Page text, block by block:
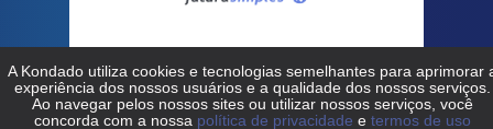
Fatura Simples